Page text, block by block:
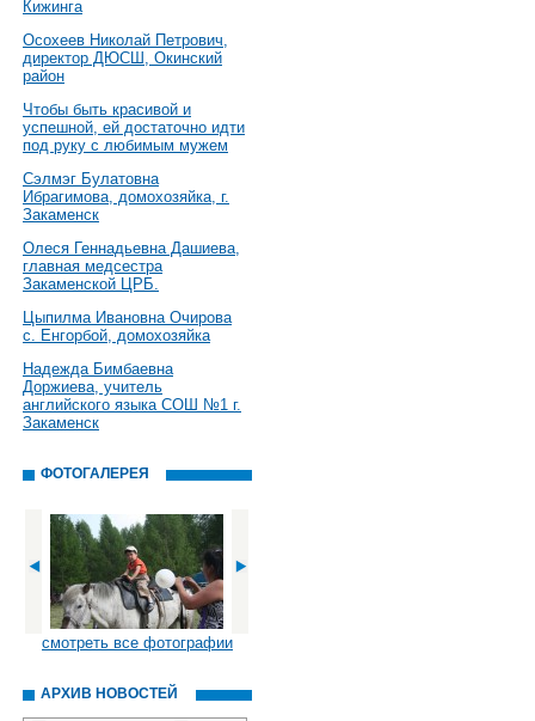
Кижинга
Осохеев Николай Петрович,
директор ДЮСШ, Окинский
район
Чтобы быть красивой и
успешной, ей достаточно идти
под руку с любимым мужем
Сэлмэг Булатовна
Ибрагимова, домохозяйка, г.
Закаменск
Олеся Геннадьевна Дашиева,
главная медсестра
Закаменской ЦРБ.
Цыпилма Ивановна Очирова
с. Енгорбой, домохозяйка
Надежда Бимбаевна
Доржиева, учитель
английского языка СОШ №1 г.
Закаменск
ФОТОГАЛЕРЕЯ
смотреть все фотографии
АРХИВ НОВОСТЕЙ